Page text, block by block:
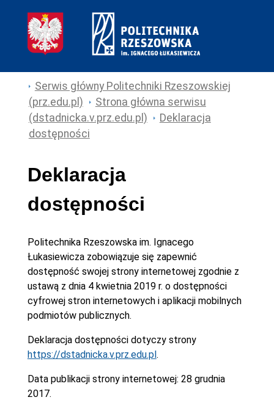
Serwis główny Politechniki Rzeszowskiej
(prz.edu.pl)
Strona główna serwisu
(dstadnicka.v.prz.edu.pl)
Deklaracja
dostępności
Deklaracja
dostępności
Politechnika Rzeszowska im. Ignacego
Łukasiewiczazobowiązuje się zapewnić
dostępność swojej strony internetowej zgodnie z
ustawą z dnia 4 kwietnia 2019 r. o dostępności
cyfrowej stron internetowych i aplikacji mobilnych
podmiotów publicznych.
Deklaracja dostępności dotyczy strony
https://dstadnicka.v.prz.edu.pl.
Data publikacji strony internetowej: 28 grudnia
2017.